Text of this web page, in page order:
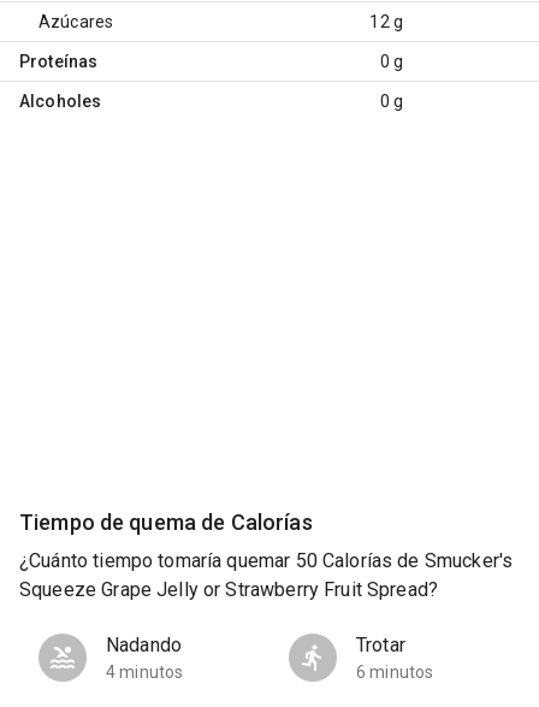
Azúcares 12 g
Proteínas 0 g
Alcoholes 0 g
Tiempo de quema de Calorías
¿Cuánto tiempo tomaría quemar 50 Calorías de Smucker's
Squeeze Grape Jelly or Strawberry Fruit Spread?
Nadando
4 minutos
Trotar
6 minutos